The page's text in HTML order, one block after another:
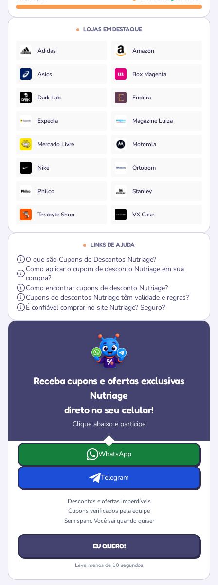
LOJAS EM DESTAQUE
Adidas Amazon
Asics Box Magenta
Dark Lab Eudora
Expedia Magazine Luiza
Mercado Livre Motorola
Nike Ortobom
Philco Stanley
Terabyte Shop VX Case
LINKS DE AJUDA
O que são Cupons de Descontos Nutriage?
Como aplicar o cupom de desconto Nutriage em sua
compra?
Como encontrar cupons de desconto Nutriage?
Cupons de descontos Nutriage têm validade e regras?
É confiável comprar no site Nutriage? Seguro?
Receba cupons e ofertas exclusivas
Nutriage
direto no seu celular!
Clique abaixo e participe
Escolha onde deseja receber as ofertas e cupons da
WhatsApp
Telegram
Descontos e ofertas imperdíveis
Cupons verificados pela equipe
Sem spam. Você sai quando quiser
EU QUERO!
Leva menos de 10 segundos